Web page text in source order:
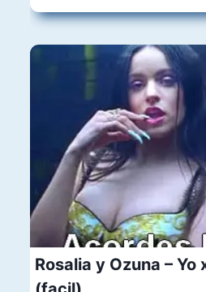
Rosalia y Ozuna – Yo